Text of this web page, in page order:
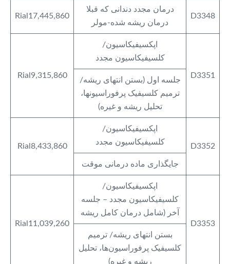
D3348
درمان مجدد دندانی که قبلا
درمان ریشه شده-مولر
Rial17,445,860
D3351
اپکسیفیکاسیون/
کلسیفیکاسیون مجدد
Rial9,315,860
جلسه اول (بستن انتهای ریشه/
ترمیم کلسیفیک پرفوراسیونها،
تحلیل ریشه و غیره)
D3352
اپکسیفیکاسیون/
کلسیفیکاسیون مجدد
Rial8,433,860
جایگذاری ماده درمانی موقت
D3353
اپکسیفیکاسیون/
کلسیفیکاسیون مجدد – جلسه
آخر (شامل درمان کامل ریشه
Rial11,039,260
بستن انتهای ریشه/ ترمیم
کلسیفیک پرفوراسیون‌ها، تحلیل
ریشه و غیره)